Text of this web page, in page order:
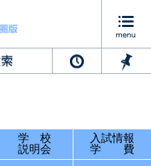
学 校
説明会
入試情報
学 費